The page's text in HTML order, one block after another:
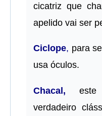
cicatriz que
apelido vai ser
Ciclope, para
usa óculos.
Chacal,
verdadeiro